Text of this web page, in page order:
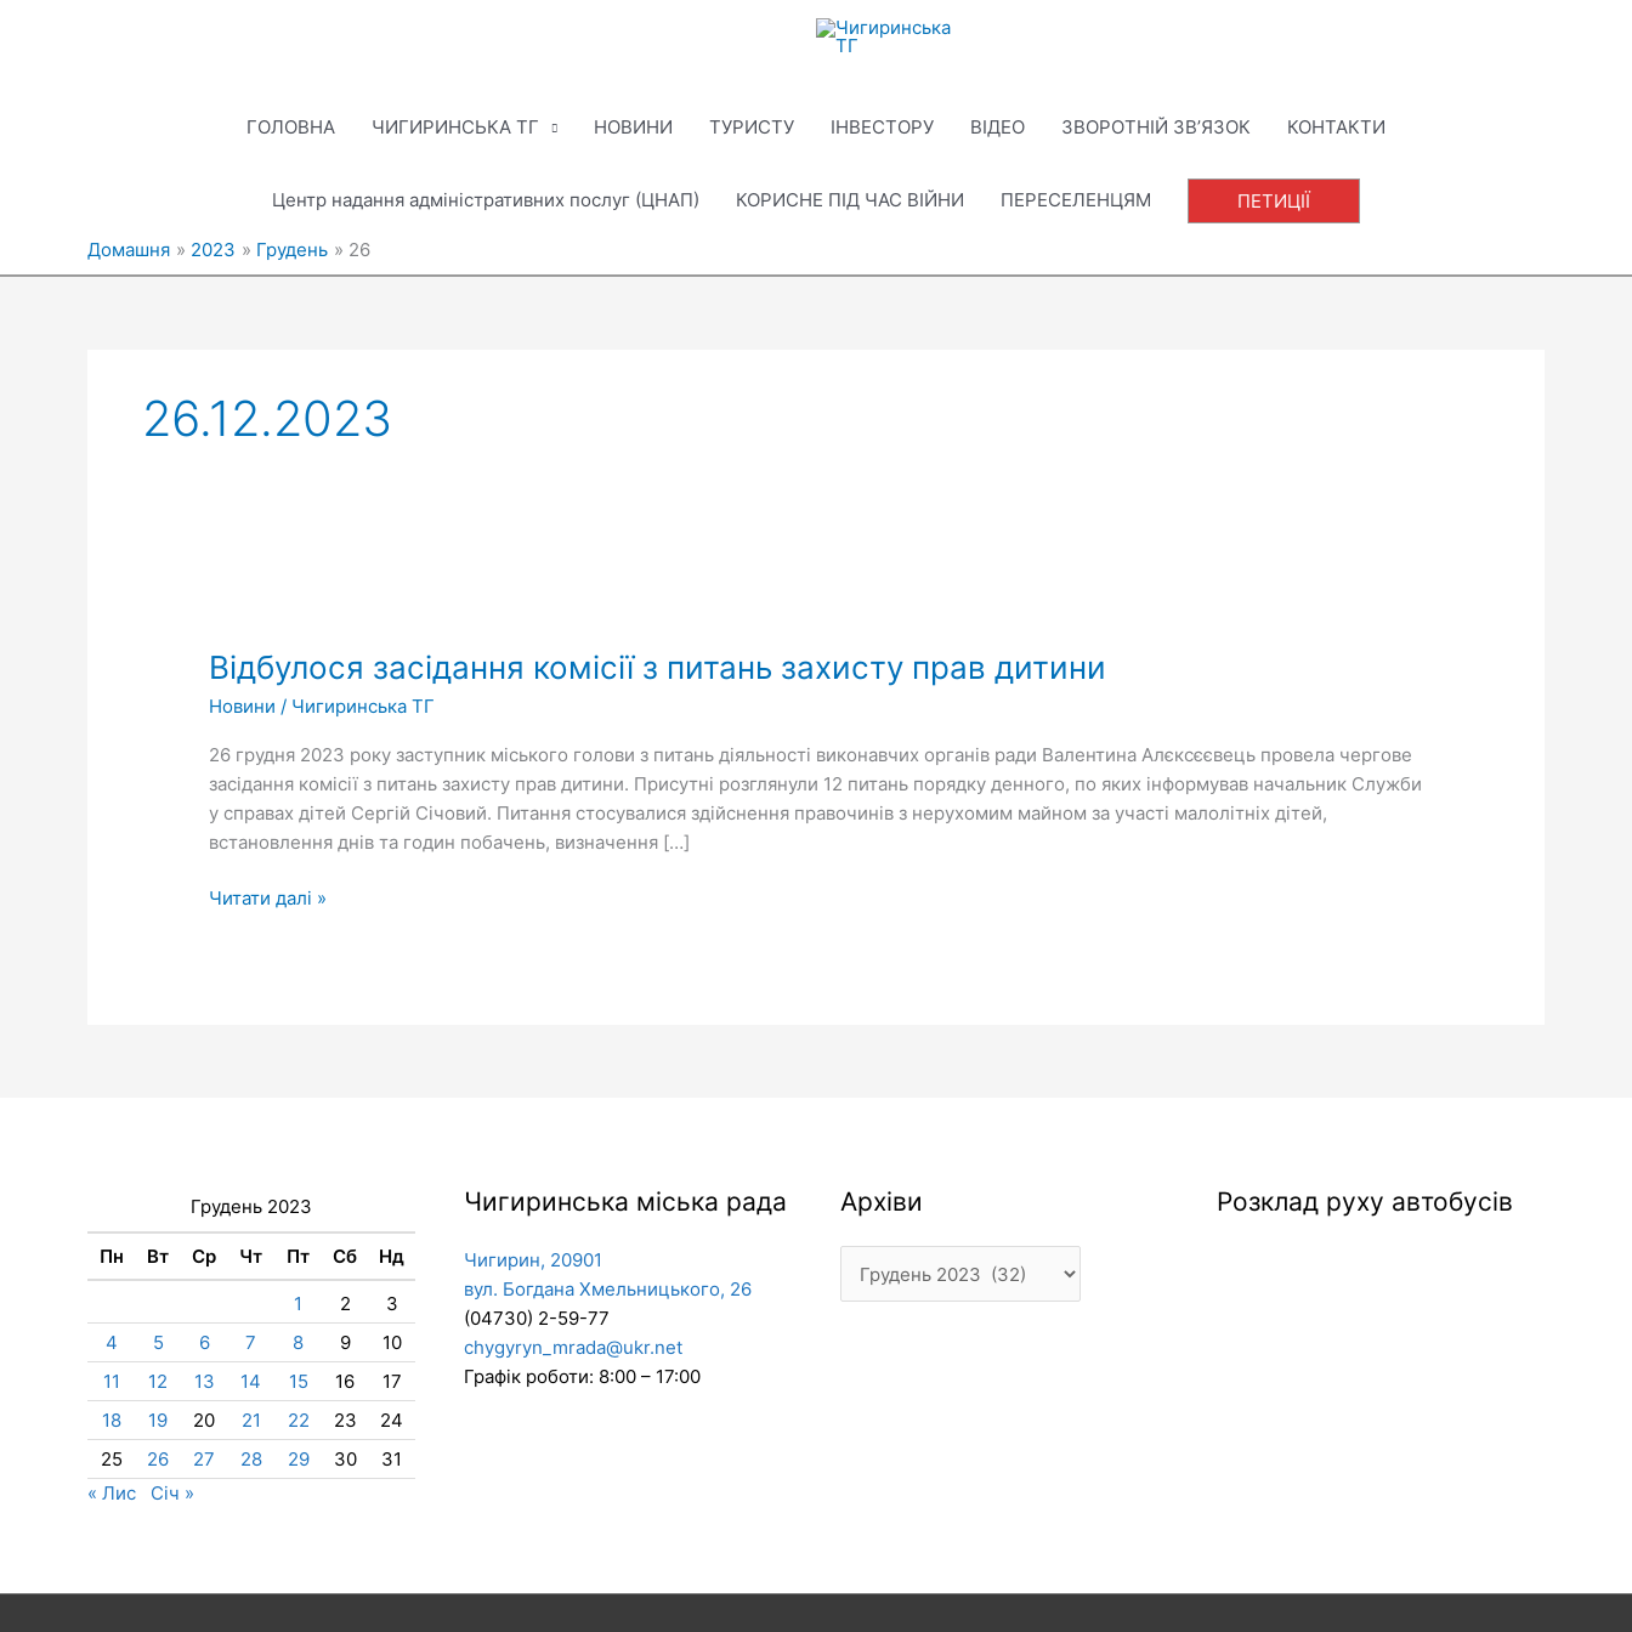
ГОЛОВНА ЧИГИРИНСЬКА ТГ НОВИНИ ТУРИСТУ ІНВЕСТОРУ ВІДЕО ЗВОРОТНІЙ ЗВ’ЯЗОК КОНТАКТИ
Центр надання адміністративних послуг (ЦНАП) КОРИСНЕ ПІД ЧАС ВІЙНИ ПЕРЕСЕЛЕНЦЯМ ПЕТИЦІЇ
Домашня 2023 Грудень 26
26.12.2023
Відбулося засідання комісії з питань захисту прав дитини
Новини / Чигиринська ТГ
26 грудня 2023 року заступник міського голови з питань діяльності виконавчих органів ради Валентина Алєксєєвець провела чергове
засідання комісії з питань захисту прав дитини. Присутні розглянули 12 питань порядку денного, по яких інформував начальник Служби
у справах дітей Сергій Січовий. Питання стосувалися здійснення правочинів з нерухомим майном за участі малолітніх дітей,
встановлення днів та годин побачень, визначення […]
комісії
питань
захисту
прав
дитини
Читати далі »
Грудень 2023
Пн Вт Ср Чт Пт Сб Нд
1 2
3
4
5 6 7 8 9
10
11
12 13 14 15 16
17
18
19 20 21 22 23
24
25
26 27 28 29 30
31
« Лис
Січ »
Чигиринська міська рада
Чигирин, 20901
вул. Богдана Хмельницького, 26
(04730) 2-59-77
chygyryn_mrada@ukr.net
Графік роботи: 8:00 – 17:00
Архіви
Архіви Розклад руху автобусів